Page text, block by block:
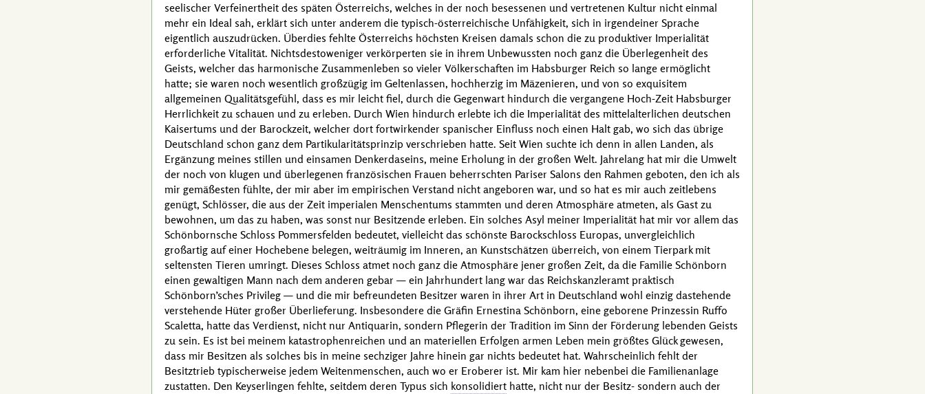
seelischer Verfeinertheit des späten Österreichs, welches in der noch besessenen und vertretenen Kultur nicht einmal
mehr ein Ideal sah, erklärt sich unter anderem die typisch-österreichische Unfähigkeit, sich in irgendeiner Sprache
eigentlich auszudrücken. Überdies fehlte Österreichs höchsten Kreisen damals schon die zu produktiver Imperialität
erforderliche Vitalität. Nichtsdestoweniger verkörperten sie in ihrem Unbewussten noch ganz die Überlegenheit des
Geists, welcher das harmonische Zusammenleben so vieler Völkerschaften im Habsburger Reich so lange ermöglicht
hatte; sie waren noch wesentlich großzügig im Geltenlassen, hochherzig im Mäzenieren, und von so exquisitem
allgemeinen Qualitätsgefühl, dass es mir leicht fiel, durch die Gegenwart hindurch die vergangene Hoch-Zeit Habsburger
Herrlichkeit zu schauen und zu erleben. Durch Wien hindurch erlebte ich die Imperialität des mittelalterlichen deutschen
Kaisertums und der Barockzeit, welcher dort fortwirkender spanischer Einfluss noch einen Halt gab, wo sich das übrige
Deutschland schon ganz dem Partikularitätsprinzip verschrieben hatte. Seit Wien suchte ich denn in allen Landen, als
Ergänzung meines stillen und einsamen Denkerdaseins, meine Erholung in der großen Welt. Jahrelang hat mir die Umwelt
der noch von klugen und überlegenen französischen Frauen beherrschten Pariser Salons den Rahmen geboten, den ich als
mir gemäßesten fühlte, der mir aber im empirischen Verstand nicht angeboren war, und so hat es mir auch zeitlebens
genügt, Schlösser, die aus der Zeit imperialen Menschentums stammten und deren Atmosphäre atmeten, als Gast zu
bewohnen, um das zu haben, was sonst nur Besitzende erleben. Ein solches Asyl meiner Imperialität hat mir vor allem das
Schönbornsche Schloss Pommersfelden bedeutet, vielleicht das schönste Barockschloss Europas, unvergleichlich
großartig auf einer Hochebene belegen, weiträumig im Inneren, an Kunstschätzen überreich, von einem Tierpark mit
seltensten Tieren umringt. Dieses Schloss atmet noch ganz die Atmosphäre jener großen Zeit, da die Familie Schönborn
einen gewaltigen Mann nach dem anderen gebar — ein Jahrhundert lang war das Reichskanzleramt praktisch
Schönborn’sches Privileg — und die mir befreundeten Besitzer waren in ihrer Art in Deutschland wohl einzig dastehende
verstehende Hüter großer Überlieferung. Insbesondere die Gräfin Ernestina Schönborn, eine geborene Prinzessin Ruffo
Scaletta, hatte das Verdienst, nicht nur Antiquarin, sondern Pflegerin der Tradition im Sinn der Förderung lebenden Geists
zu sein. Es ist bei meinem katastrophenreichen und an materiellen Erfolgen armen Leben mein größtes Glück gewesen,
dass mir Besitzen als solches bis in meine sechziger Jahre hinein gar nichts bedeutet hat. Wahrscheinlich fehlt der
Besitztrieb typischerweise jedem Weitenmenschen, auch wo er Eroberer ist. Mir kam hier nebenbei die Familienanlage
zustatten. Den Keyserlingen fehlte, seitdem deren Typus sich konsolidiert hatte, nicht nur der Besitz- sondern auch der